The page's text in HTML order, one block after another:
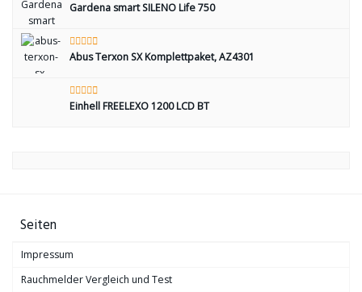
Gardena smart SILENO Life 750
Abus Terxon SX Komplettpaket, AZ4301
Einhell FREELEXO 1200 LCD BT
Seiten
Impressum
Rauchmelder Vergleich und Test